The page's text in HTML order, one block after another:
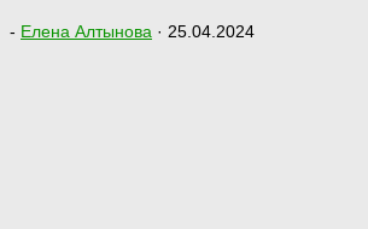
- Елена Алтынова · 25.04.2024